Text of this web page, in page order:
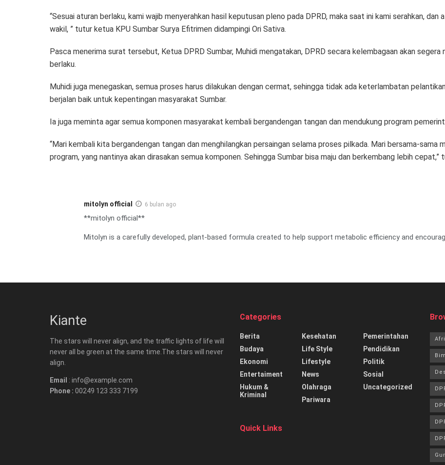
“Sesuai aturan berlaku, kami wajib menyerahkan hasil keputusan pleno pada DPRD, maka saat ini kami serahkan,
wakil, ” tutur ketua KPU Sumbar Surya Efitrimen didampingi Ori Sativa.
Pasca menerima surat tersebut, Ketua DPRD Sumbar, Muhidi mengatakan, DPRD secara kelembagaan akan segera
berlaku.
Muhidi juga menegaskan, semua proses harus dilakukan dengan cermat, sehingga tidak ada keterlambatan
berjalan baik untuk kepentingan masyarakat Sumbar.
Ia juga meminta agar semua komponen masyarakat kembali bergandengan tangan dan mendukung program
“Mari kembali kita bergandengan tangan dan menghilangkan persaingan selama proses pilkada. Mari bersama-sama
program, yang nantinya akan dirasakan semua komponen. Sehingga Sumbar bisa maju dan berkembang lebih cepat,”
mitolyn official 6 bulan ago
**mitolyn official**
Mitolyn is a carefully developed, plant-based formula created to help support metabolic efficiency and
Kiante
The stars will never align, and the traffic lights of life will
never all be green at the same time.The stars will never
align.
Email : info@example.com
Phone : 00249 123 333 7199
Categories
Berita
Budaya
Ekonomi
Entertaiment
Hukum &
Kriminal
Kesehatan
Life Style
Lifestyle
News
Olahraga
Pariwara
Pemerintahan
Pendidikan
Politik
Sosial
Uncategorized
Quick Links